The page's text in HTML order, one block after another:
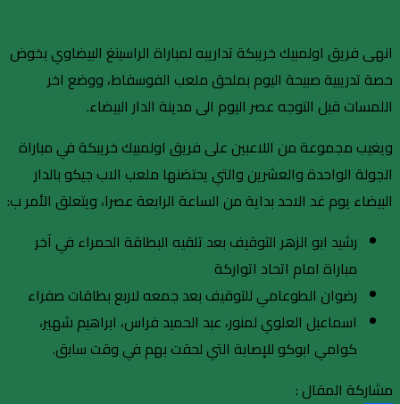
انهى فريق اولمبيك خريبكة تداريبه لمباراة الراسينغ البيضاوي بخوض
حصة تدريبية صبيحة اليوم بملحق ملعب الفوسفاط، ووضع اخر
اللمسات قبل التوجه عصر اليوم الى مدينة الدار البيضاء.
ويغيب مجموعة من اللاعبين على فريق اولمبيك خريبكة في مباراة
الجولة الواحدة والعشرين والتي يحتضنها ملعب الاب جيكو بالدار
البيضاء يوم غد الاحد بداية من الساعة الرابعة عصرا، ويتعلق الأمر ب:
رشيد ابو الزهر التوقيف بعد تلقيه البطاقة الحمراء في آخر
مباراة امام اتحاد اتواركة
رضوان الطوعامي للتوقيف بعد جمعه لاربع بطاقات صفراء
اسماعيل العلوي لمنور، عبد الحميد فراس، ابراهيم شهير،
كوامي ابوكو للإصابة التي لحقت بهم في وقت سابق.
مشاركة المقال :